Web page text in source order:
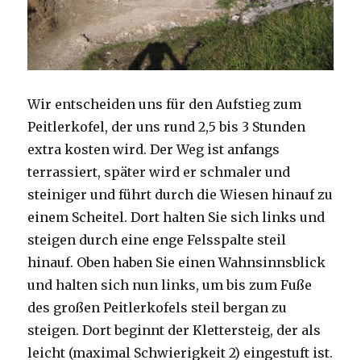
Wir entscheiden uns für den Aufstieg zum
Peitlerkofel, der uns rund 2,5 bis 3 Stunden
extra kosten wird. Der Weg ist anfangs
terrassiert, später wird er schmaler und
steiniger und führt durch die Wiesen hinauf zu
einem Scheitel. Dort halten Sie sich links und
steigen durch eine enge Felsspalte steil
hinauf. Oben haben Sie einen Wahnsinnsblick
und halten sich nun links, um bis zum Fuße
des großen Peitlerkofels steil bergan zu
steigen. Dort beginnt der Klettersteig, der als
leicht (maximal Schwierigkeit 2) eingestuft ist.